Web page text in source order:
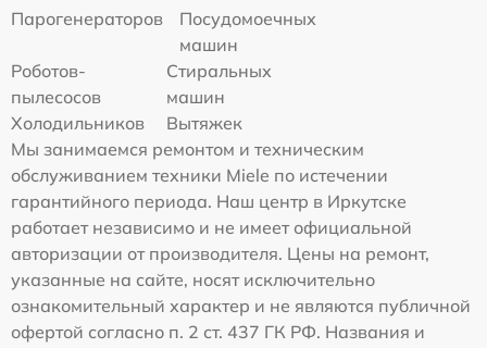
Парогенераторов
Посудомоечных
машин
Роботов-
пылесосов
Стиральных
машин
Холодильников
Вытяжек
Мы занимаемся ремонтом и техническим
обслуживанием техники Miele по истечении
гарантийного периода. Наш центр в Иркутске
работает независимо и не имеет официальной
авторизации от производителя. Цены на ремонт,
указанные на сайте, носят исключительно
ознакомительный характер и не являются публичной
офертой согласно п. 2 ст. 437 ГК РФ. Названия и